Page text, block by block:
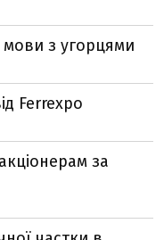
з угорцями
Ferrexpo
за